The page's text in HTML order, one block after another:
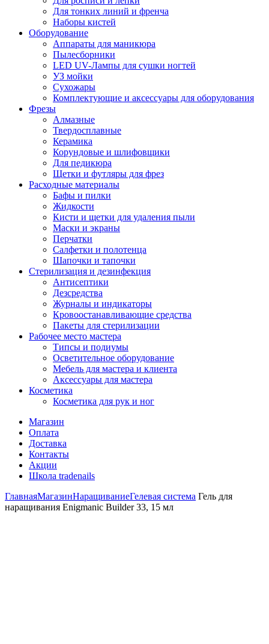
Для тонких линий и френча
Наборы кистей
Оборудование
Аппараты для маникюра
Пылесборники
LED UV-Лампы для сушки ногтей
УЗ мойки
Сухожары
Комплектующие и аксессуары для оборудования
Фрезы
Алмазные
Твердосплавные
Керамика
Корундовые и шлифовщики
Для педикюра
Щетки и футляры для фрез
Расходные материалы
Бафы и пилки
Жидкости
Кисти и щетки для удаления пыли
Маски и экраны
Перчатки
Салфетки и полотенца
Шапочки и тапочки
Стерилизация и дезинфекция
Антисептики
Дезсредства
Журналы и индикаторы
Кровоостанавливающие средства
Пакеты для стерилизации
Рабочее место мастера
Типсы и подиумы
Осветительное оборудование
Мебель для мастера и клиента
Аксессуары для мастера
Косметика
Косметика для рук и ног
Магазин
Оплата
Доставка
Контакты
Акции
Школа tradenails
ГлавнаяМагазинНаращиваниеГелевая система Гель для
наращивания Enigmanic Builder 33, 15 мл